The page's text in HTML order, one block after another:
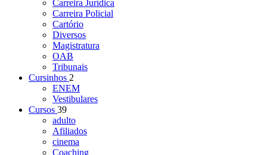
Carreira Jurídica
Carreira Policial
Cartório
Diversos
Magistratura
OAB
Tribunais
Cursinhos 2
ENEM
Vestibulares
Cursos 39
adulto
Afiliados
cinema
Coaching